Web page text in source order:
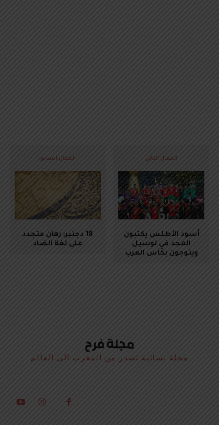
المقال السابق
18 دجنبر: رهان متجدد
على لغة الضاد
المقال التالي
أسود الأطلس يكتبون
المجد في لوسيل
ويتوجون بكأس العرب
مجلة نسائية تصدر من المغرب الى العالم